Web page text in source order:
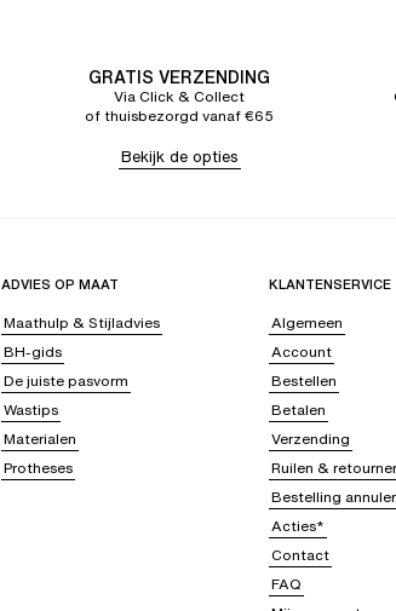
GRATIS VERZENDING
Via Click & Collect
of thuisbezorgd vanaf €65
Bekijk de opties
ADVIES OP MAAT
Maathulp & Stijladvies
BH-gids
De juiste pasvorm
Wastips
Materialen
Protheses
KLANTENSERVICE
Algemeen
Account
Bestellen
Betalen
Verzending
Ruilen &
Bestelling
Acties*
Contact
FAQ